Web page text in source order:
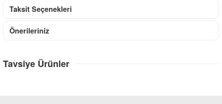
Taksit Seçenekleri
Önerileriniz
Tavsiye Ürünler